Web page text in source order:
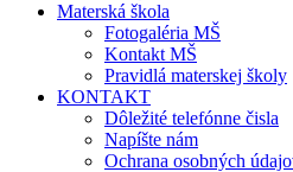
Materská škola
Fotogaléria MŠ
Kontakt MŠ
Pravidlá materskej školy
KONTAKT
Dôležité telefónne čisla
Napíšte nám
Ochrana osobných